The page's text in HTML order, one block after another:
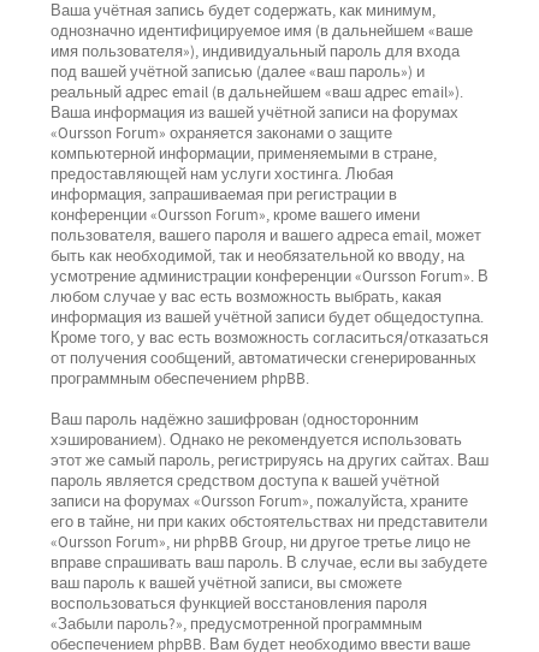
Ваша учётная запись будет содержать, как минимум,
однозначно идентифицируемое имя (в дальнейшем «ваше
имя пользователя»), индивидуальный пароль для входа
под вашей учётной записью (далее «ваш пароль») и
реальный адрес email (в дальнейшем «ваш адрес email»).
Ваша информация из вашей учётной записи на форумах
«Oursson Forum» охраняется законами о защите
компьютерной информации, применяемыми в стране,
предоставляющей нам услуги хостинга. Любая
информация, запрашиваемая при регистрации в
конференции «Oursson Forum», кроме вашего имени
пользователя, вашего пароля и вашего адреса email, может
быть как необходимой, так и необязательной ко вводу, на
усмотрение администрации конференции «Oursson Forum». В
любом случае у вас есть возможность выбрать, какая
информация из вашей учётной записи будет общедоступна.
Кроме того, у вас есть возможность согласиться/отказаться
от получения сообщений, автоматически сгенерированных
программным обеспечением phpBB.
Ваш пароль надёжно зашифрован (односторонним
хэшированием). Однако не рекомендуется использовать
этот же самый пароль, регистрируясь на других сайтах. Ваш
пароль является средством доступа к вашей учётной
записи на форумах «Oursson Forum», пожалуйста, храните
его в тайне, ни при каких обстоятельствах ни представители
«Oursson Forum», ни phpBB Group, ни другое третье лицо не
вправе спрашивать ваш пароль. В случае, если вы забудете
ваш пароль к вашей учётной записи, вы сможете
воспользоваться функцией восстановления пароля
«Забыли пароль?», предусмотренной программным
обеспечением phpBB. Вам будет необходимо ввести ваше